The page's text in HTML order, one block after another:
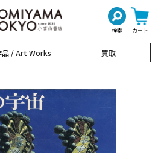
検索 カート
品 / Art Works 買取